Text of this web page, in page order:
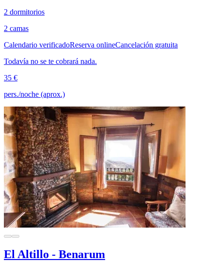
2 dormitorios
2 camas
Calendario verificadoReserva onlineCancelación gratuita
Todavía no se te cobrará nada.
35 €
pers./noche (aprox.)
El Altillo - Benarum